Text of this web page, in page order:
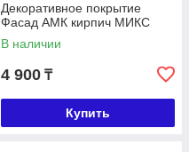
Декоративное покрытие
Фасад АМК кирпич МИКС
В наличии
4 900 ₸
Купить